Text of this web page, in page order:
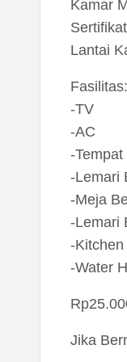
Kamar
Lantai
Fasilitas:
-TV
-AC
-Tempat
-Lemari
-Meja
-Lemari
-Kitchen
-Water
Jika